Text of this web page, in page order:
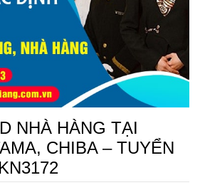
NHÀ HÀNG TẠI
CHIBA – TUYỂN